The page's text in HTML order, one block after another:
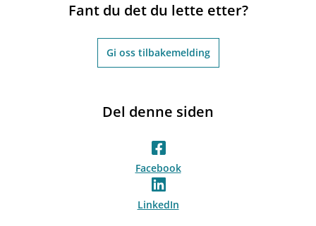
Fant du det du lette etter?
Gi oss tilbakemelding
Del denne siden
Facebook
LinkedIn